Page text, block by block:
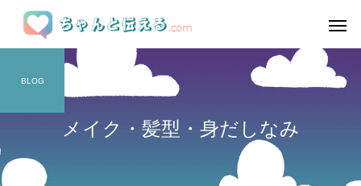
メイク・髪型・身だしなみ
BLOG